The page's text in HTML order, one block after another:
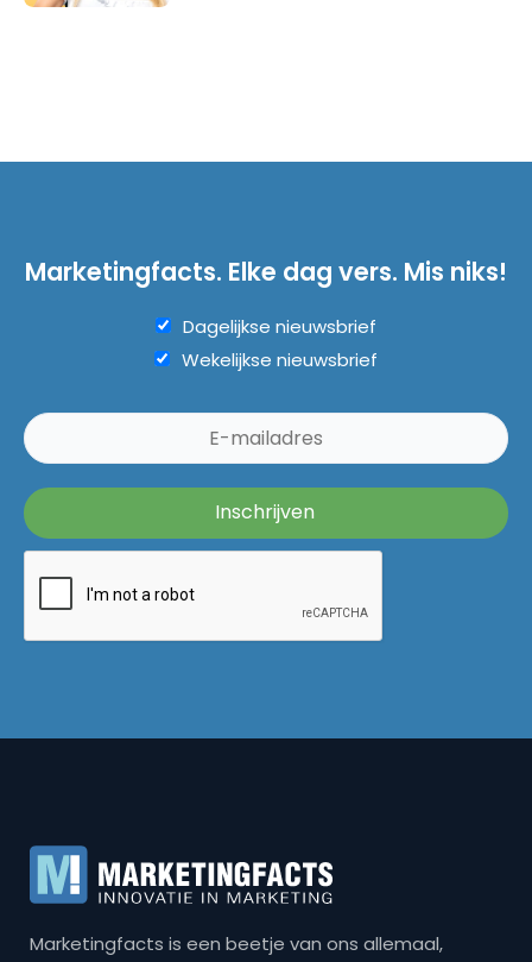
Marketingfacts. Elke dag vers. Mis niks!
Dagelijkse nieuwsbrief
Wekelijkse nieuwsbrief
Marketingfacts is een beetje van ons allemaal,